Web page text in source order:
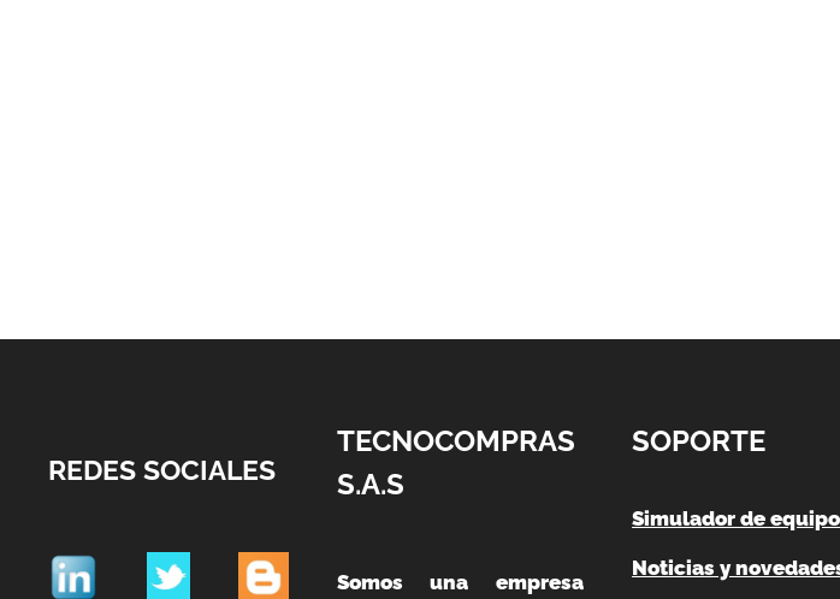
REDES SOCIALES
TECNOCOMPRAS
S.A.S
Somos una empresa
SOPORTE
Simulador de
Noticias y